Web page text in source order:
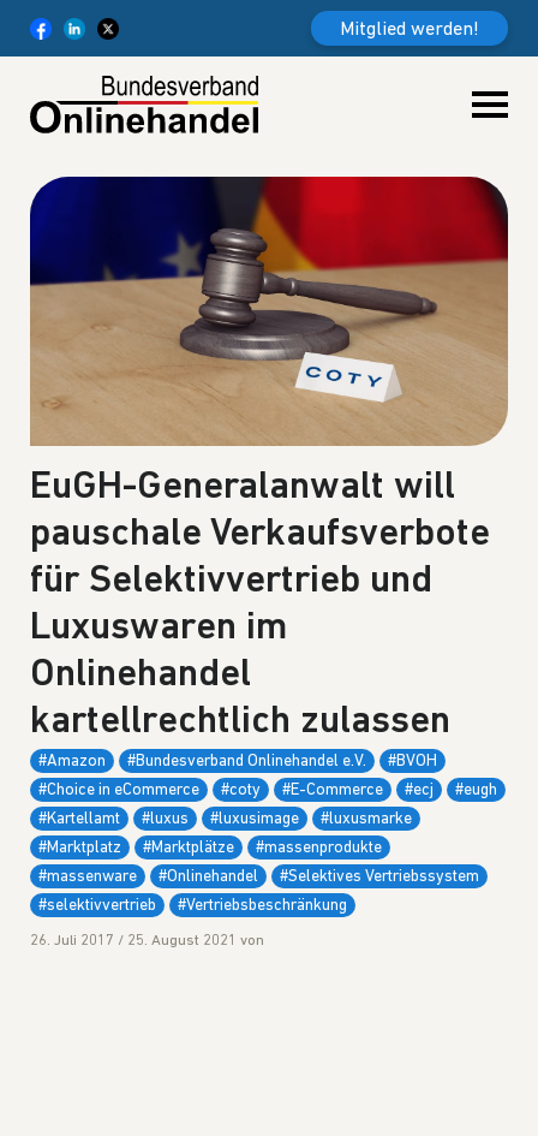
Mitglied werden!
EuGH-Generalanwalt will
pauschale Verkaufsverbote
für Selektivvertrieb und
Luxuswaren im
Onlinehandel
kartellrechtlich zulassen
#Amazon #Bundesverband Onlinehandel e.V.
#BVOH
#Choice in eCommerce
#coty #E-Commerce #ecj
#eugh
#Kartellamt
#luxus #luxusimage
#luxusmarke
#Marktplatz
#Marktplätze
#massenprodukte
#massenware
#Onlinehandel
#Selektives Vertriebssystem
#selektivvertrieb
#Vertriebsbeschränkung
26. Juli 2017 / 25. August 2021 von